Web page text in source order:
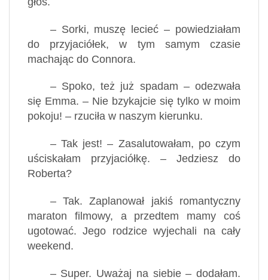
– Sorki, muszę lecieć – powiedziałam
do przyjaciółek, w tym samym czasie
machając do Connora.
– Spoko, też już spadam – odezwała
się Emma. – Nie bzykajcie się tylko w moim
pokoju! – rzuciła w naszym kierunku.
– Tak jest! – Zasalutowałam, po czym
uściskałam przyjaciółkę. – Jedziesz do
Roberta?
– Tak. Zaplanował jakiś romantyczny
maraton filmowy, a przedtem mamy coś
ugotować. Jego rodzice wyjechali na cały
weekend.
– Super. Uważaj na siebie – dodałam.